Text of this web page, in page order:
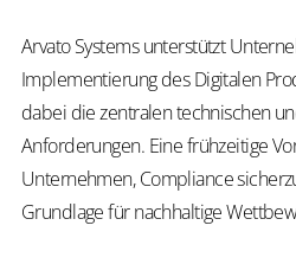
Arvato Systems unterstützt
Implementierung des Digitalen
dabei die zentralen technischen
Anforderungen. Eine frühzeitige
Unternehmen, Compliance
Grundlage für nachhaltige